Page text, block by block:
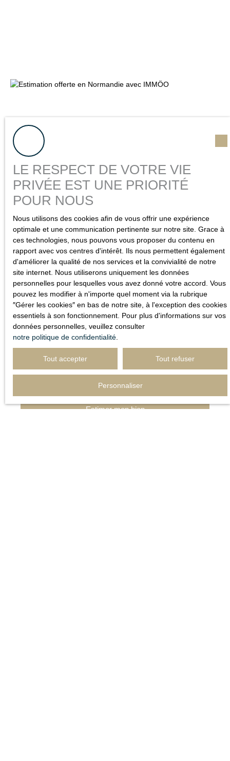
Propriétaire d'un bien
à estimer?
Si vous possédez un appartement, une maison ou un
terrain dont vous souhaitez connaître le prix, vous frappez
à la bonne porte en vous adressant à nous. Chez
IMMÖÖ, nous réalisons votre évaluation immobilière sous
48h, avec dossier complet.C'est fiable et sans frais.
Estimer mon bien
LE RESPECT DE VOTRE VIE
PRIVÉE EST UNE PRIORITÉ
POUR NOUS
Nous utilisons des cookies afin de vous offrir une expérience
optimale et une communication pertinente sur notre site. Grace à
ces technologies, nous pouvons vous proposer du contenu en
rapport avec vos centres d'intérêt. Ils nous permettent également
d'améliorer la qualité de nos services et la convivialité de notre
site internet. Nous utiliserons uniquement les données
personnelles pour lesquelles vous avez donné votre accord. Vous
pouvez les modifier à n'importe quel moment via la rubrique
″Gérer les cookies″ en bas de notre site, à l'exception des cookies
essentiels à son fonctionnement. Pour plus d'informations sur vos
données personnelles, veuillez consulter
notre politique de confidentialité
Tout accepter Tout refuser
Personnaliser